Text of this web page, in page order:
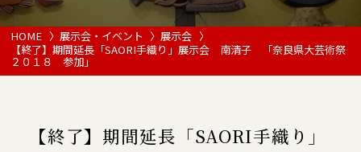
開館カレンダー
展示会・イベント情報
ご利用案内
HOME 展示会・イベント
展示会
【終了】期間延長「SAORI手織り」展示会 南清子 「奈良県大芸術祭
２０１８ 参加」
【終了】期間延長「SAORI手織り」